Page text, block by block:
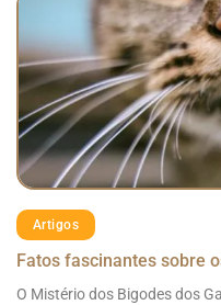
Artigos
Fatos fascinantes sobre
O Mistério dos Bigodes dos